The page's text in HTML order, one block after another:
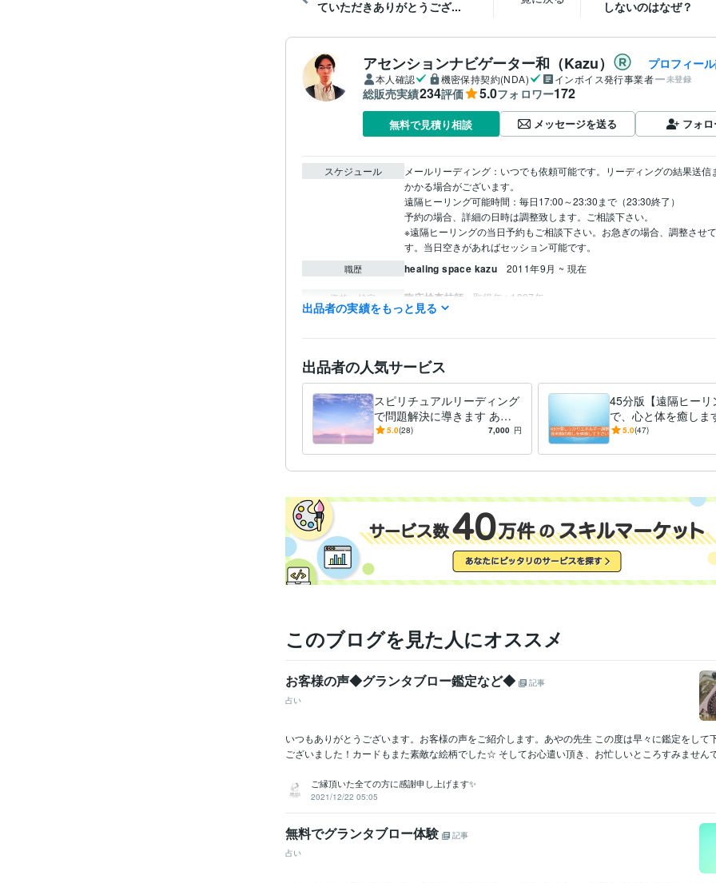
ていただきありがとうござ...
しないのはなぜ？
アセンションナビゲーター和（Kazu） プロフィー
本人確認 機密保持契約(NDA) インボイス発行事業者 未登録
総販売実績234評価 5.0フォロワー172
無料で見積り相談 メッセージを送る フォ
スケジュール
メールリーディング：いつでも依頼可能です。リーディングの結果送信
かかる場合がございます。
遠隔ヒーリング可能時間：毎日17:00～23:30まで（23:30終了）
予約の場合、詳細の日時は調整致します。ご相談下さい。
※遠隔ヒーリングの当日予約もご相談下さい。お急ぎの場合、調整させ
す。当日空きがあればセッション可能です。
職歴 healing space kazu 2011年9月 ~ 現在
資格・検定 臨床検査技師 取得年 : 1997年
癒し ヒーリング
人生 愛 仕事 性格
学歴 東京医学技術専門学校 1995年3月 ~ 1998年2月
出品者の実績をもっと見る
出品者の人気サービス
スピリチュアルリーディング
で問題解決に導きます あな
たのお悩みに対して適切なア
5.0(28) 7,000 円
45分版【遠隔ヒーリ
で、心と体を癒しま
体が疲れている方、
5.0(47)
このブログを見た人にオススメ
お客様の声◆グランタブロー鑑定など◆
記事
占い
いつもありがとうございます。お客様の声をご紹介します。あやの先生 この度は早々に鑑定をして
ございました！カードもまた素敵な絵柄でした☆ そしてお心遣い頂き、お忙しいところすみません
ご縁頂いた全ての方に感謝申し上げます✨
2021/12/22 05:05
無料でグランタブロー体験
記事
占い